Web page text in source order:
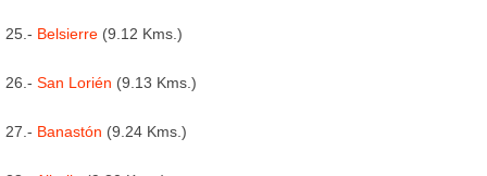
25.- Belsierre (9.12 Kms.)
26.- San Lorién (9.13 Kms.)
27.- Banastón (9.24 Kms.)